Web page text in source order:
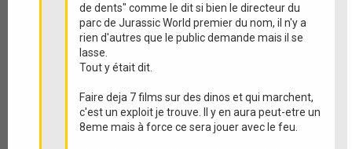
de dents" comme le dit si bien le directeur du
parc de Jurassic World premier du nom, il n'y a
rien d'autres que le public demande mais il se
lasse.
Tout y était dit.
Faire deja 7 films sur des dinos et qui marchent,
c'est un exploit je trouve. Il y en aura peut-etre un
8eme mais à force ce sera jouer avec le feu.